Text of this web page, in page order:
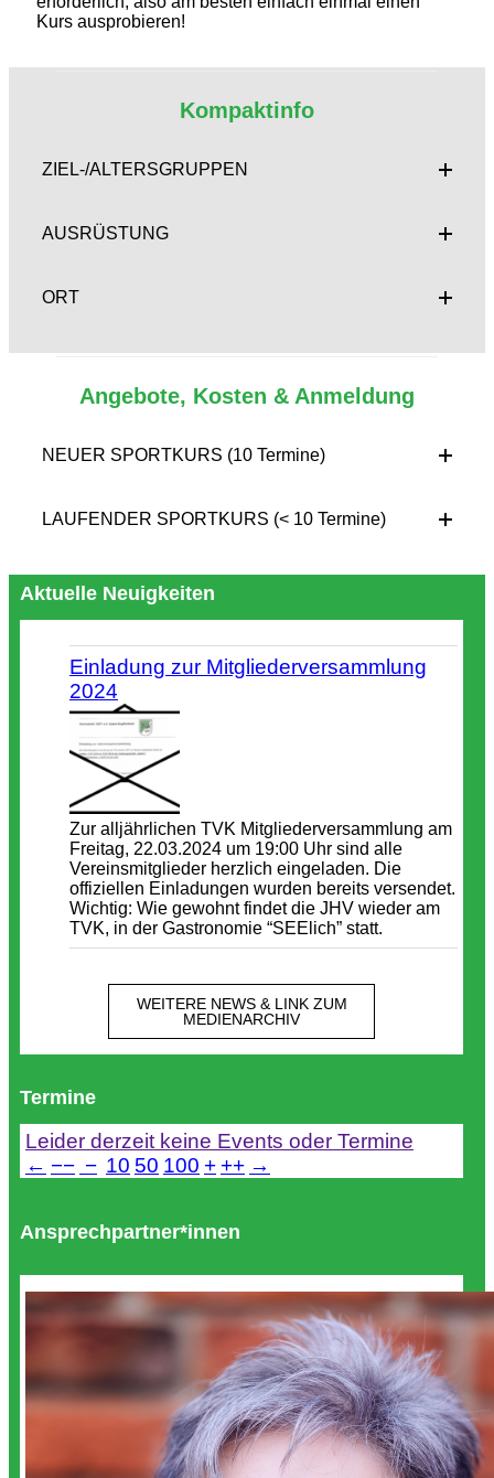
Kurs ausprobieren!
Kompaktinfo
ZIEL-/ALTERSGRUPPEN
AUSRÜSTUNG
ORT
Angebote, Kosten & Anmeldung
NEUER SPORTKURS (10 Termine)
LAUFENDER SPORTKURS (< 10 Termine)
Aktuelle Neuigkeiten
Einladung zur Mitgliederversammlung
2024
Zur alljährlichen TVK Mitgliederversammlung am
Freitag, 22.03.2024 um 19:00 Uhr sind alle
Vereinsmitglieder herzlich eingeladen. Die
offiziellen Einladungen wurden bereits versendet.
Wichtig: Wie gewohnt findet die JHV wieder am
TVK, in der Gastronomie “SEElich” statt.
WEITERE NEWS & LINK ZUM
MEDIENARCHIV
Termine
Leider derzeit keine Events oder Termine
← −− − 10 50 100 + ++ →
Ansprechpartner*innen